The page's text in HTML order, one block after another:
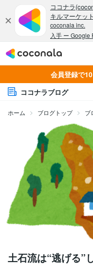
会員登録で
ココナラブログ
ホーム ブログトップ ブ
土石流は“逃げる”